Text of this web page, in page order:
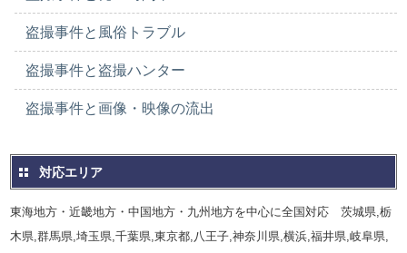
盗撮事件と風俗トラブル
盗撮事件と盗撮ハンター
盗撮事件と画像・映像の流出
対応エリア
東海地方・近畿地方・中国地方・九州地方を中心に全国対応 茨城県,栃
木県,群馬県,埼玉県,千葉県,東京都,八王子,神奈川県,横浜,福井県,岐阜県,